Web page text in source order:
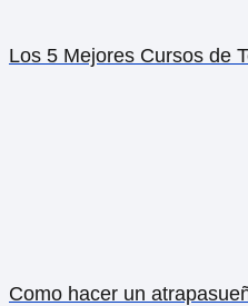
Los 5 Mejores Cursos de
Como hacer un